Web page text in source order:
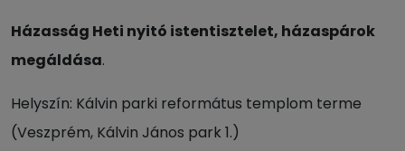
Házasság Heti nyitó istentisztelet, házaspárok
megáldása.
Helyszín: Kálvin parki református templom terme
(Veszprém, Kálvin János park 1.)